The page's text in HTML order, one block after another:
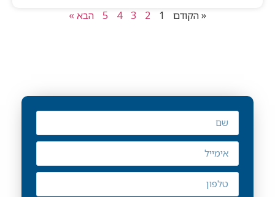
« הקודם 1
2
3
4
5 הבא »